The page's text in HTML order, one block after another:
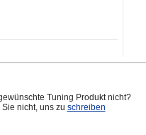
Tuning Produkt nicht?
nicht, uns zu schreiben